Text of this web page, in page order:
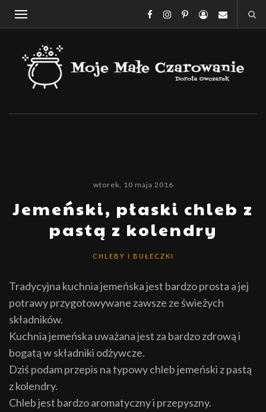
wtorek, 10 maja 2016
Jemeński, płaski chleb z
pastą z kolendry
CHLEBY I BUŁECZKI
Tradycyjna kuchnia jemeńska jest bardzo prosta a jej
potrawy przygotowywane zawsze ze świeżych
składników.
Kuchnia jemeńska uważana jest za bardzo zdrową i
bogatą w składniki odżywcze.
Dziś podam przepis na typowy chleb jemeński z pastą
z kolendry.
Chleb jest bardzo aromatyczny i przepyszny.